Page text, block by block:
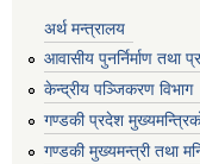
अर्थ मन्त्रालय
आवासीय पुनर्निर्माण तथा
केन्द्रीय पञ्जिकरण विभाग
गण्डकी प्रदेश
गण्डकी मुख्यमन्त्री तथा